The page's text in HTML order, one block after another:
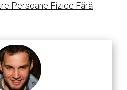
Persoane Fizice Fără